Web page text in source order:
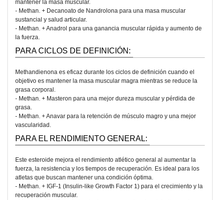
mantener la masa muscular.
- Methan. + Decanoato de Nandrolona para una masa muscular
sustancial y salud articular.
- Methan. + Anadrol para una ganancia muscular rápida y aumento de
la fuerza.
PARA CICLOS DE DEFINICIÓN:
Methandienona es eficaz durante los ciclos de definición cuando el
objetivo es mantener la masa muscular magra mientras se reduce la
grasa corporal.
- Methan. + Masteron para una mejor dureza muscular y pérdida de
grasa.
- Methan. + Anavar para la retención de músculo magro y una mejor
vascularidad.
PARA EL RENDIMIENTO GENERAL:
Este esteroide mejora el rendimiento atlético general al aumentar la
fuerza, la resistencia y los tiempos de recuperación. Es ideal para los
atletas que buscan mantener una condición óptima.
- Methan. + IGF-1 (Insulin-like Growth Factor 1) para el crecimiento y la
recuperación muscular.